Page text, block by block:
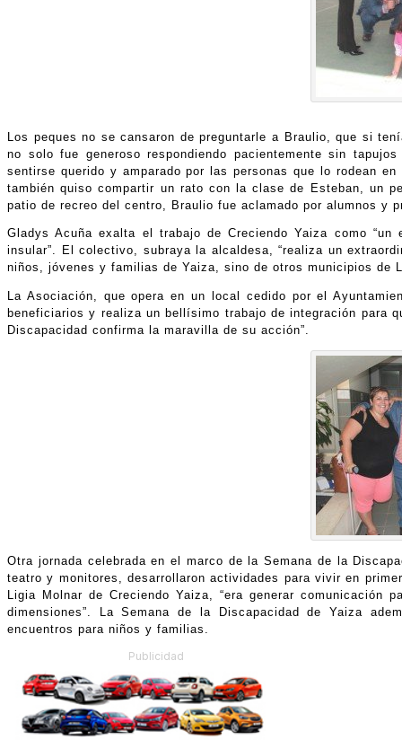
Los peques no se cansaron de preguntarle a Braulio, que si
no solo fue generoso respondiendo pacientemente sin
sentirse querido y amparado por las personas que lo rodean
también quiso compartir un rato con la clase de Esteban, un
patio de recreo del centro, Braulio fue aclamado por alumnos y
Gladys Acuña exalta el trabajo de Creciendo Yaiza como
insular”. El colectivo, subraya la alcaldesa, “realiza un
niños, jóvenes y familias de Yaiza, sino de otros municipios de
La Asociación, que opera en un local cedido por el
beneficiarios y realiza un bellísimo trabajo de integración para
Discapacidad confirma la maravilla de su acción”.
Otra jornada celebrada en el marco de la Semana de la
teatro y monitores, desarrollaron actividades para vivir en
Ligia Molnar de Creciendo Yaiza, “era generar
dimensiones”. La Semana de la Discapacidad de Yaiza
encuentros para niños y familias.
Publicidad